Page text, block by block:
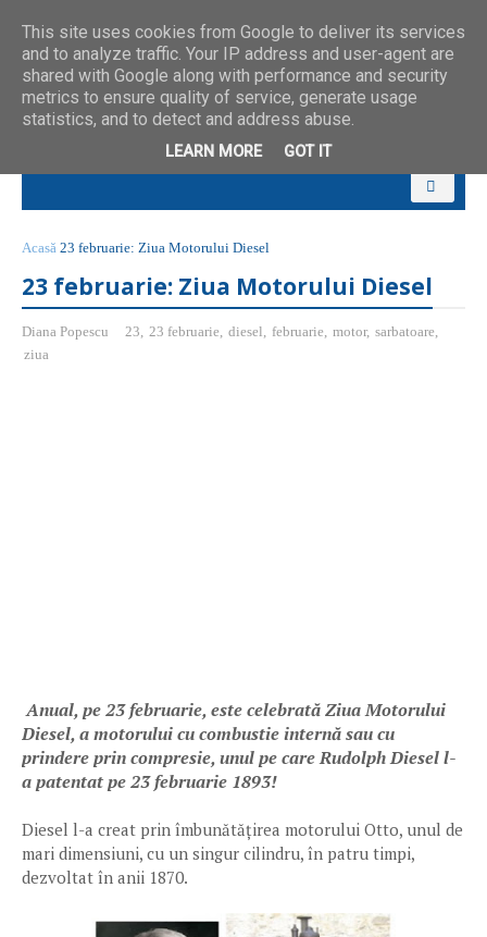
Acasă 23 februarie: Ziua Motorului Diesel
23 februarie: Ziua Motorului Diesel
Diana Popescu 23, 23 februarie, diesel, februarie, motor, sarbatoare,
ziua
Anual, pe 23 februarie, este celebrată Ziua Motorului
Diesel, a motorului cu combustie internă sau cu
prindere prin compresie, unul pe care Rudolph Diesel l-
a patentat pe 23 februarie 1893!
Diesel l-a creat prin îmbunătățirea motorului Otto, unul de
mari dimensiuni, cu un singur cilindru, în patru timpi,
dezvoltat în anii 1870.
This site uses cookies from Google to deliver its services
and to analyze traffic. Your IP address and user-agent are
shared with Google along with performance and security
metrics to ensure quality of service, generate usage
statistics, and to detect and address abuse.
LEARN MORE GOT IT